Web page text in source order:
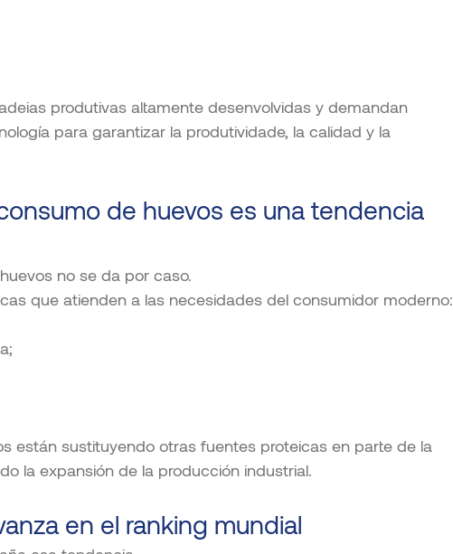
produtivas altamente desenvolvidas y demandan
para garantizar la produtividade, la calidad y la
de huevos es una tendencia
no se da por caso.
que atienden a las necesidades del consumidor moderno:
están sustituyendo otras fuentes proteicas en parte de la
la expansión de la producción industrial.
en el ranking mundial